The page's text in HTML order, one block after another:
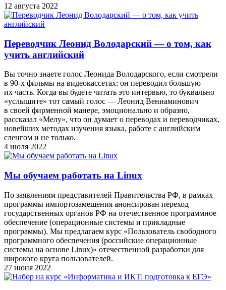
12 августа 2022
Переводчик Леонид Володарский — о том, как
учить английский
Вы точно знаете голос Леонида Володарского, если смотрели
в 90-х фильмы на видеокассетах: он переводил большую
их часть. Когда вы будете читать это интервью, то буквально
«услышите» тот самый голос — Леонид Вениаминович
в своей фирменной манере, эмоционально и образно,
рассказал «Мелу», что он думает о переводах и переводчиках,
новейших методах изучения языка, работе с английским
сленгом и не только.
4 июля 2022
Мы обучаем работать на Linux
По заявлениям представителей Правительства РФ, в рамках
программы импортозамещения анонсирован переход
государственных органов РФ на отечественное программное
обеспечение (операционные системы и прикладные
программы). Мы предлагаем курс «Пользователь свободного
программного обеспечения (российские операционные
системы на основе Linux)» отечественной разработки для
широкого круга пользователей.
27 июня 2022